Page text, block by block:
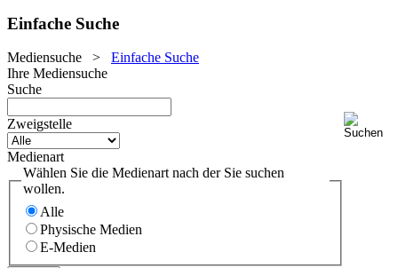
Einfache Suche
Mediensuche > Einfache Suche
Ihre Mediensuche
Suche
Zweigstelle
Medienart
Wählen Sie die Medienart nach der Sie suchen
wollen.
Alle
Physische Medien
E-Medien